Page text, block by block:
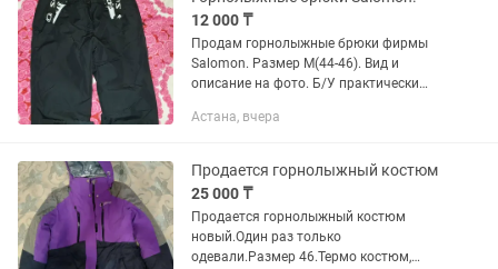
12 000 ₸
Продам горнолыжные брюки фирмы
Salomon. Размер М(44-46). Вид и
описание на фото. Б/У практически
Астана, вчера
Продается горнолыжный костюм
25 000 ₸
Продается горнолыжный костюм
новый.Один раз только
одевали.Размер 46.Термо костюм,